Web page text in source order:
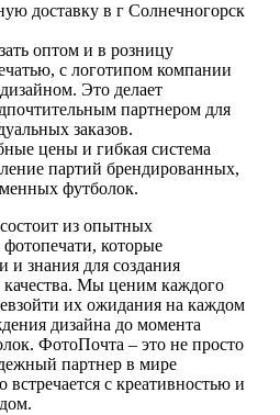
доставку в г Солнечногорск
оптом и в розницу
с логотипом компании
Это делает
партнером для
заказов.
цены и гибкая система
партий брендированных,
футболок.
из опытных
которые
и знания для создания
Мы ценим каждого
их ожидания на каждом
дизайна до момента
ФотоПочта – это не просто
партнер в мире
встречается с креативностью и